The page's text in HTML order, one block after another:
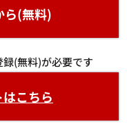
ら(無料)
(無料)が必要です
こちら